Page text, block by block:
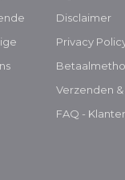
Disclaimer
Privacy
Verzenden
FAQ -